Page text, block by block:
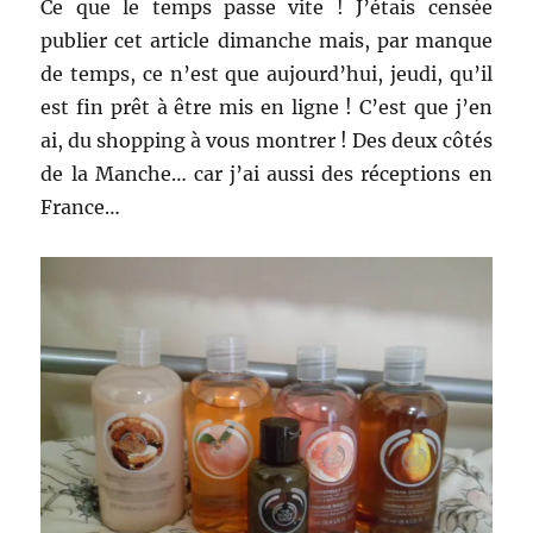
Ce que le temps passe vite ! J’étais censée
publier cet article dimanche mais, par manque
de temps, ce n’est que aujourd’hui, jeudi, qu’il
est fin prêt à être mis en ligne ! C’est que j’en
ai, du shopping à vous montrer ! Des deux côtés
de la Manche… car j’ai aussi des réceptions en
France…